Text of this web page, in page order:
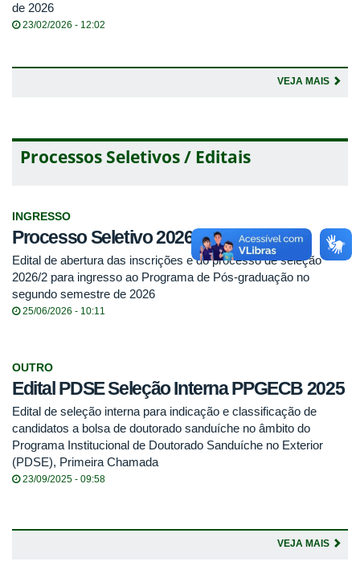
de 2026
23/02/2026 - 12:02
VEJA MAIS
Processos Seletivos / Editais
INGRESSO
Processo Seletivo 2026/2
Edital de abertura das inscrições e do processo de seleção
2026/2 para ingresso ao Programa de Pós-graduação no
segundo semestre de 2026
25/06/2026 - 10:11
OUTRO
Edital PDSE Seleção Interna PPGECB 2025
Edital de seleção interna para indicação e classificação de
candidatos a bolsa de doutorado sanduíche no âmbito do
Programa Institucional de Doutorado Sanduíche no Exterior
(PDSE), Primeira Chamada
23/09/2025 - 09:58
VEJA MAIS